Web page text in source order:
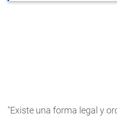
"Existe una forma legal y